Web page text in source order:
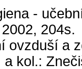
-
204s.
ovzduší a
a kol.: